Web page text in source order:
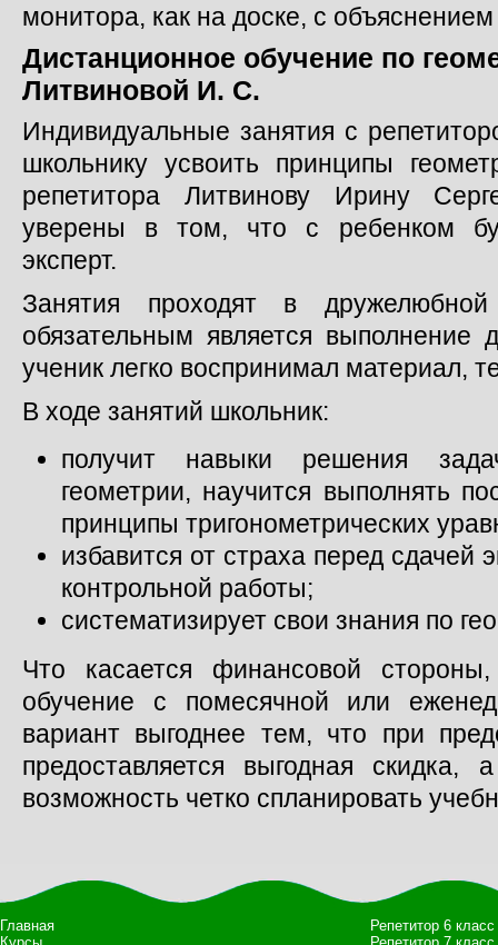
монитора, как на доске, с
Дистанционное обучение по
Литвиновой И. С.
Индивидуальные занятия с
школьнику усвоить принципы
репетитора Литвинову Ирину
уверены в том, что с ребенком
эксперт.
Занятия проходят в
обязательным является
ученик легко воспринимал материал,
В ходе занятий школьник:
получит навыки решения
геометрии, научится выполнять
принципы тригонометрических
избавится от страха перед
контрольной работы;
систематизирует свои знания по
Что касается финансовой
обучение с помесячной или
вариант выгоднее тем, что при
предоставляется выгодная скидка,
возможность четко спланировать
Главная
Репетитор 6 класс